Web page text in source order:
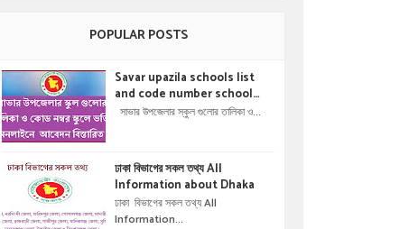
POPULAR POSTS
Savar upazila schools list
and code number school
admisson online application
অনলাইনে আবেদন বিস্তারিত ।
সাভার উপজেলার স্কুল গুলোর তালিকা ও...
ঢাকা বিভাগের সকল তথ্য All
Information about Dhaka
ঢাকা বিভাগের সকল তথ্য All
Information...